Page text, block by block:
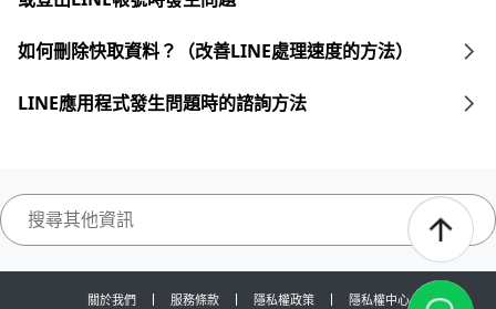
如何刪除快取資料？（改善LINE處理速度的方法）
LINE應用程式發生問題時的諮詢方法
關於我們 服務條款 隱私權政策 隱私權中心